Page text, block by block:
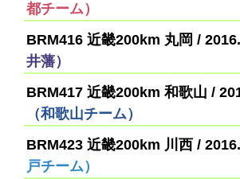
都チーム）
BRM416 近畿200km 丸岡 /
井藩）
BRM417 近畿200km 和歌山 /
（和歌山チーム）
BRM423 近畿200km 川西 /
戸チーム）